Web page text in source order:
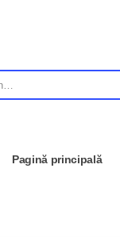
Pagină principală